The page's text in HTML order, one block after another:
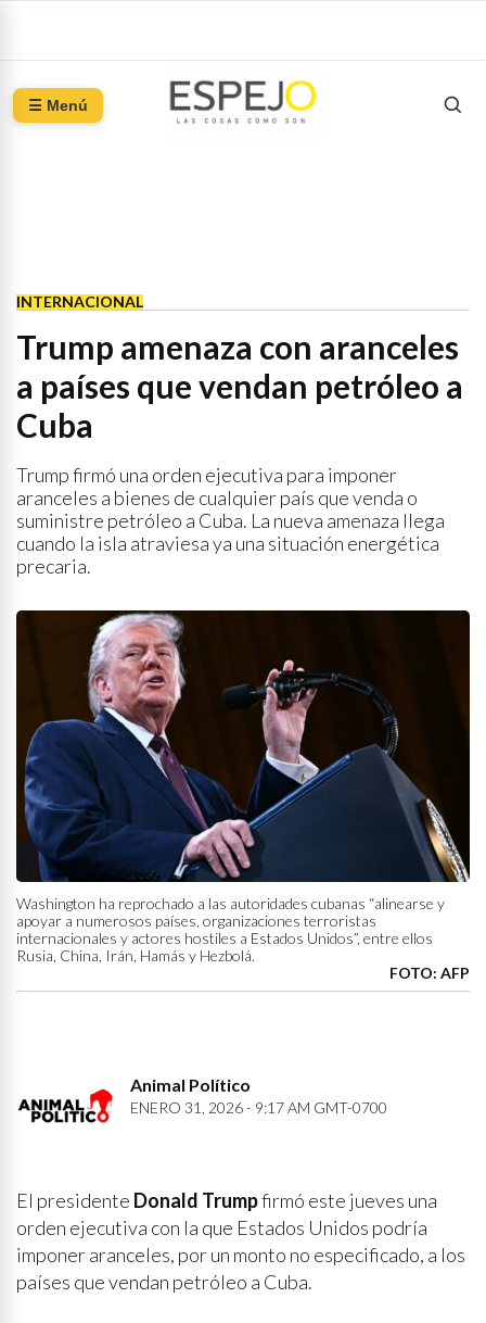
☰ Menú
INTERNACIONAL
Trump amenaza con aranceles
a países que vendan petróleo a
Cuba
Trump firmó una orden ejecutiva para imponer
aranceles a bienes de cualquier país que venda o
suministre petróleo a Cuba. La nueva amenaza llega
cuando la isla atraviesa ya una situación energética
precaria.
Washington ha reprochado a las autoridades cubanas “alinearse y
apoyar a numerosos países, organizaciones terroristas
internacionales y actores hostiles a Estados Unidos”, entre ellos
Rusia, China, Irán, Hamás y Hezbolá.
FOTO: AFP
Animal Político
ENERO 31, 2026 - 9:17 AM GMT-0700
El presidente Donald Trumpfirmó este jueves una
orden ejecutiva con la que Estados Unidos podría
imponer aranceles, por un monto no especificado, a los
países que vendan petróleo a Cuba.